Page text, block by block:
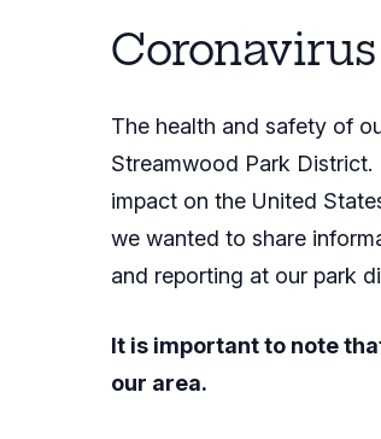
The health and safety of
Streamwood Park
impact on the United
we wanted to share
and reporting at our park
It is important to note
our area.